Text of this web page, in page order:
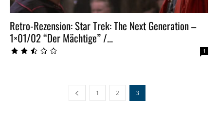
Retro-Rezension: Star Trek: The Next Generation –
1×01/02 “Der Mächtige” /...
1
1 2 3